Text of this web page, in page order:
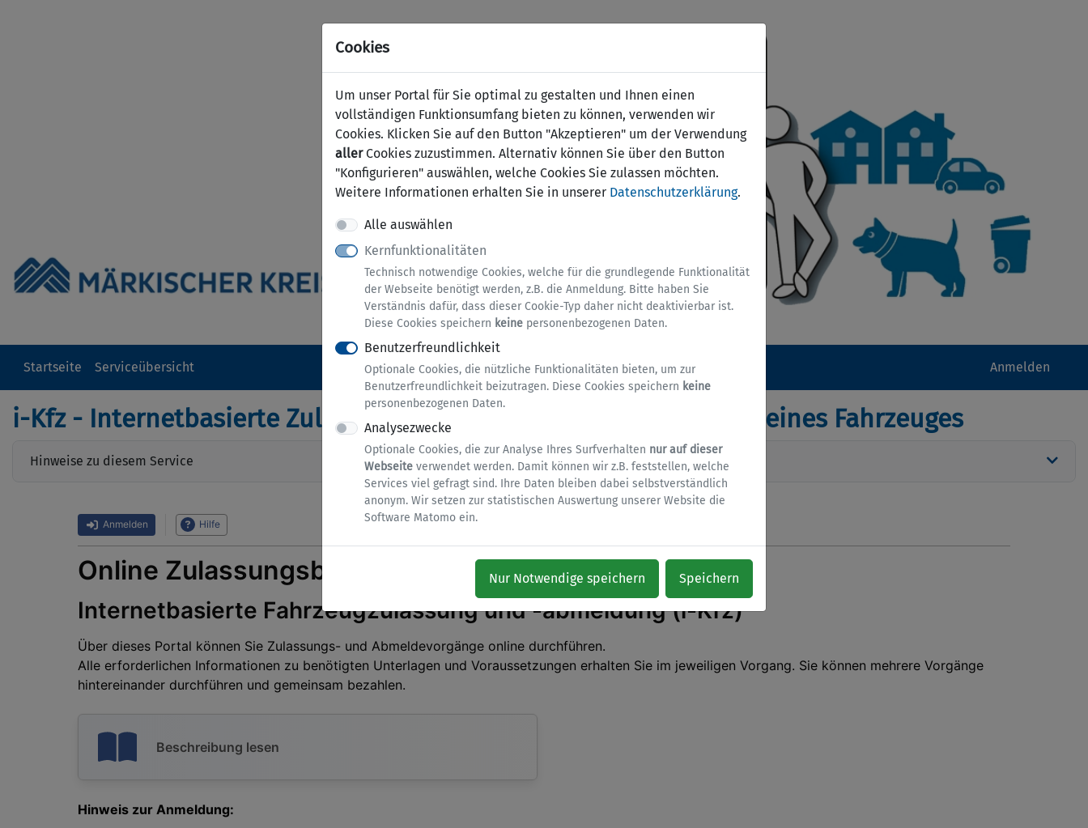
Cookies
Um unser Portal für Sie optimal zu gestalten und Ihnen einen
vollständigen Funktionsumfang bieten zu können, verwenden wir
Cookies. Klicken Sie auf den Button "Akzeptieren" um der Verwendung
allerCookies zuzustimmen. Alternativ können Sie über den Button
"Konfigurieren" auswählen, welche Cookies Sie zulassen möchten.
Weitere Informationen erhalten Sie in unserer Datenschutzerklärung.
Alle auswählen
Kernfunktionalitäten
Technisch notwendige Cookies, welche für die grundlegende Funktionalität
der Webseite benötigt werden, z.B. die Anmeldung. Bitte haben Sie
Verständnis dafür, dass dieser Cookie-Typ daher nicht deaktivierbar ist.
Diese Cookies speichern keine personenbezogenen Daten.
Benutzerfreundlichkeit
Optionale Cookies, die nützliche Funktionalitäten bieten, um zur
Benutzerfreundlichkeit beizutragen. Diese Cookies speichern keine
personenbezogenen Daten.
Analysezwecke
Optionale Cookies, die zur Analyse Ihres Surfverhalten nur auf dieser
Webseite verwendet werden. Damit können wir z.B. feststellen, welche
Services viel gefragt sind. Ihre Daten bleiben dabei selbstverständlich
anonym. Wir setzen zur statistischen Auswertung unserer Website die
Software Matomo ein.
Nur Notwendige speichern Speichern
Startseite Serviceübersicht Anmelden
i-Kfz - Internetbasierte Zulassung / Umschreibung / Abmeldung eines Fahrzeuges
Hinweise zu diesem Service